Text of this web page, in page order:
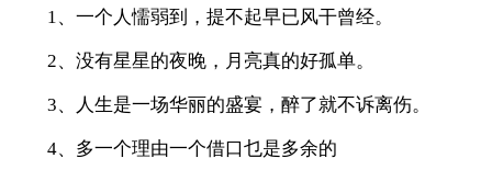
1、一个人懦弱到，提不起早已风干曾经。
2、没有星星的夜晚，月亮真的好孤单。
3、人生是一场华丽的盛宴，醉了就不诉离伤。
4、多一个理由一个借口乜是多余的